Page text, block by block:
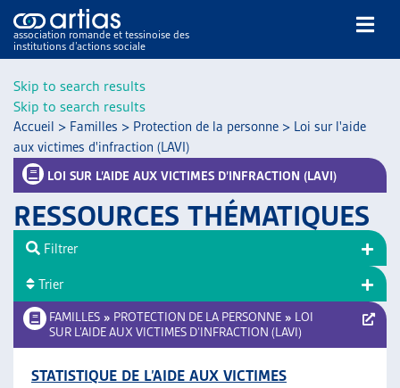
Skip to search results
Skip to search results
association romande et tessinoise des
institutions d’actions sociale
NOS PUBLICATIONS
ARTICLES
VEILLE
RESSOURCES
THÉMATIQUES
Accueil > Familles > Protection de la personne > Loi sur l'aide
aux victimes d'infraction (LAVI)
LOI SUR L’AIDE AUX VICTIMES D’INFRACTION (LAVI)
RESSOURCES THÉMATIQUES
FAMILLES » PROTECTION DE LA PERSONNE » LOI
SUR L’AIDE AUX VICTIMES D’INFRACTION (LAVI)
STATISTIQUE DE L’AIDE AUX VICTIMES
Filtrer
Trier